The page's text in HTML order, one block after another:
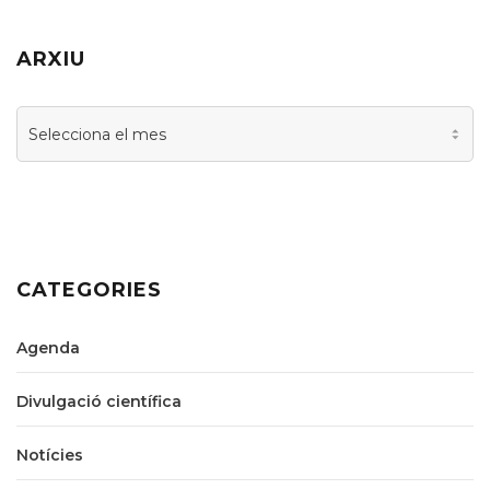
ARXIU
Arxiu
CATEGORIES
Agenda
Divulgació científica
Notícies